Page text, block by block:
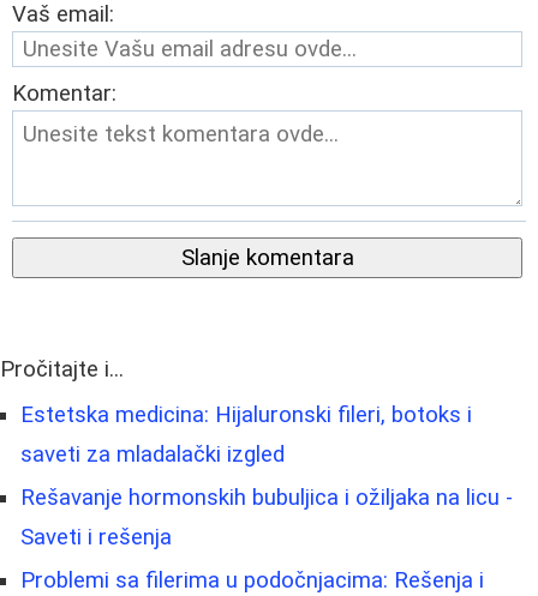
Vaš email:
Komentar:
Slanje komentara
Pročitajte i...
Estetska medicina: Hijaluronski fileri, botoks i
saveti za mladalački izgled
Rešavanje hormonskih bubuljica i ožiljaka na licu -
Saveti i rešenja
Problemi sa filerima u podočnjacima: Rešenja i